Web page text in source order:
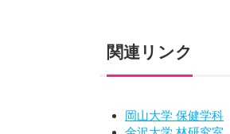
関連リンク
岡山大学 保健学科